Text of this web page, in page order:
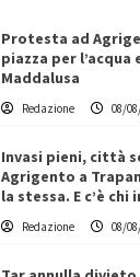
Protesta ad
piazza per l’acqua
Maddalusa
Redazione 08/
Invasi pieni, città
Agrigento a
la stessa. E c’è chi
Redazione 08/